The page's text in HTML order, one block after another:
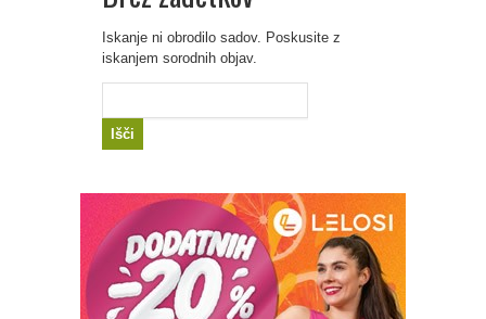
Iskanje ni obrodilo sadov. Poskusite z
iskanjem sorodnih objav.